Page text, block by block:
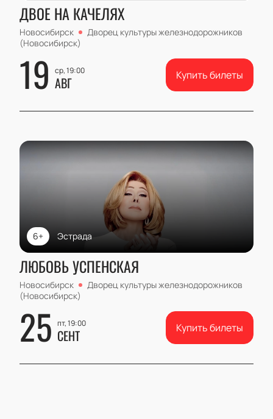
ДВОЕ НА КАЧЕЛЯХ
Новосибирск
Дворец культуры железнодорожников
(Новосибирск)
19 ср, 19:00
АВГ Купить билеты
Эстрада
6+
ЛЮБОВЬ УСПЕНСКАЯ
Новосибирск
Дворец культуры железнодорожников
(Новосибирск)
25 пт, 19:00
СЕНТ Купить билеты